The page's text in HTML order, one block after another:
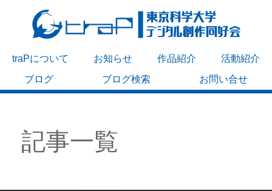
traPについて お知らせ 作品紹介
活動紹介
ブログ
ブログ検索 お問い合せ
記事一覧